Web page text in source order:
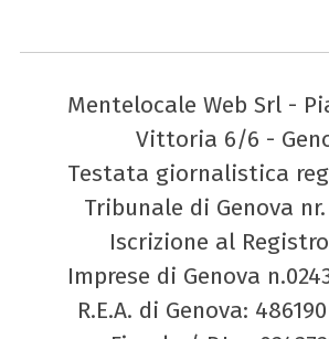
Mentelocale Web Srl -
Vittoria 6/6 -
Testata giornalistica
Tribunale di Genova
Iscrizione al
Imprese di Genova
R.E.A. di Genova: